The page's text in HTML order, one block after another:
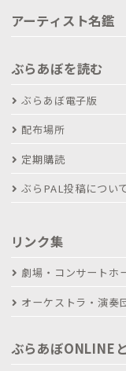
アーティスト名鑑
ぶらあぼを読む
ぶらあぼ電子版
配布場所
定期購読
ぶらPAL投稿につい
リンク集
劇場・コンサートホ
オーケストラ・演奏
ぶらあぼONLINE